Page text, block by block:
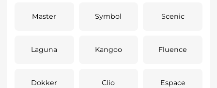
Master Symbol Scenic
Laguna Kangoo Fluence
Dokker Clio Espace